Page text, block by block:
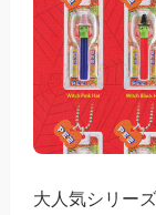
大人気シリー